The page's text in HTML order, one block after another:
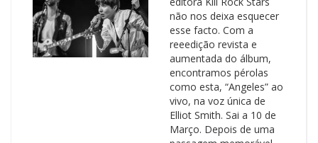
não nos deixa esquecer
esse facto. Com a
reeedição revista e
aumentada do álbum,
encontramos pérolas
como esta, “Angeles” ao
vivo, na voz única de
Elliot Smith. Sai a 10 de
Março. Depois de uma